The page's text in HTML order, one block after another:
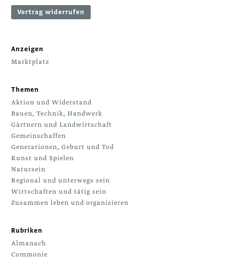
Vertrag widerrufen
Anzeigen
Marktplatz
Themen
Aktion und Widerstand
Bauen, Technik, Handwerk
Gärtnern und Landwirtschaft
Gemeinschaffen
Generationen, Geburt und Tod
Kunst und Spielen
Natursein
Regional und unterwegs sein
Wirtschaften und tätig sein
Zusammen leben und organisieren
Rubriken
Almanach
Commonie